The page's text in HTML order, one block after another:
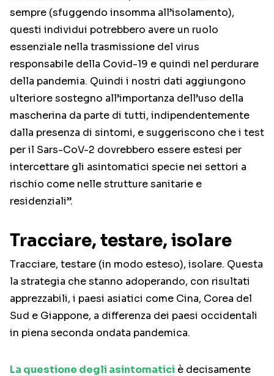
sempre (sfuggendo insomma all’isolamento),
questi individui potrebbero avere un ruolo
essenziale nella trasmissione del virus
responsabile della Covid-19 e quindi nel perdurare
della pandemia. Quindi i nostri dati aggiungono
ulteriore sostegno all’importanza dell’uso della
mascherina da parte di tutti, indipendentemente
dalla presenza di sintomi, e suggeriscono che i test
per il Sars-CoV-2 dovrebbero essere estesi per
intercettare gli asintomatici specie nei settori a
rischio come nelle strutture sanitarie e
residenziali”.
Tracciare, testare, isolare
Tracciare, testare (in modo esteso), isolare. Questa
la strategia che stanno adoperando, con risultati
apprezzabili, i paesi asiatici come Cina, Corea del
Sud e Giappone, a differenza dei paesi occidentali
in piena seconda ondata pandemica.
La questione degli asintomatici è decisamente